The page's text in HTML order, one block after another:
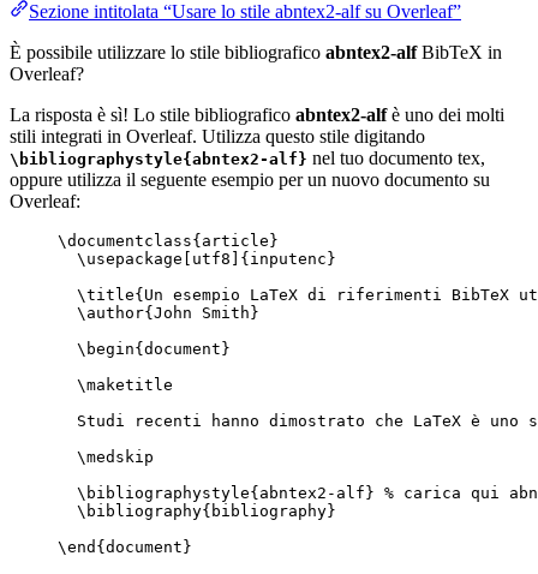
Sezione intitolata “Usare lo stile abntex2-alf su Overleaf”
È possibile utilizzare lo stile bibliografico abntex2-alfBibTeX in
Overleaf?
La risposta è sì! Lo stile bibliografico abntex2-alfè uno dei molti
stili integrati in Overleaf. Utilizza questo stile digitando
\bibliographystyle{abntex2-alf} nel tuo documento tex,
oppure utilizza il seguente esempio per un nuovo documento su
Overleaf:
\documentclass{ article }
\usepackage
utf8 ]{ inputenc }
\title{Un esempio LaTeX di riferimenti
\author{John Smith}
\begin{ document }
\maketitle
Studi recenti hanno dimostrato che LaTeX è
\medskip
\bibliographystyle{abntex2-alf} % carica qui
\bibliography{bibliography}
\end { document }